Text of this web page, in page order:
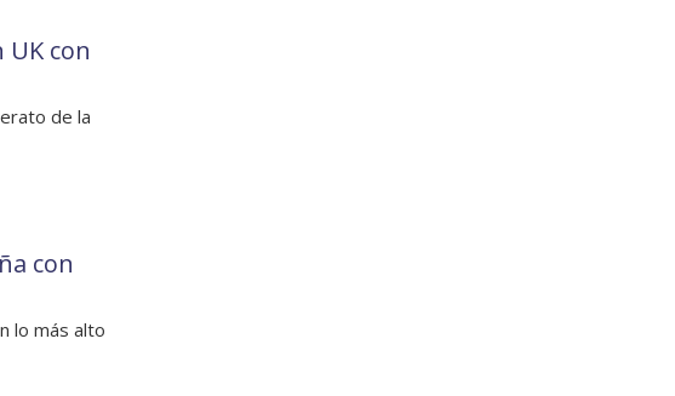
con
de la
con
lo más alto